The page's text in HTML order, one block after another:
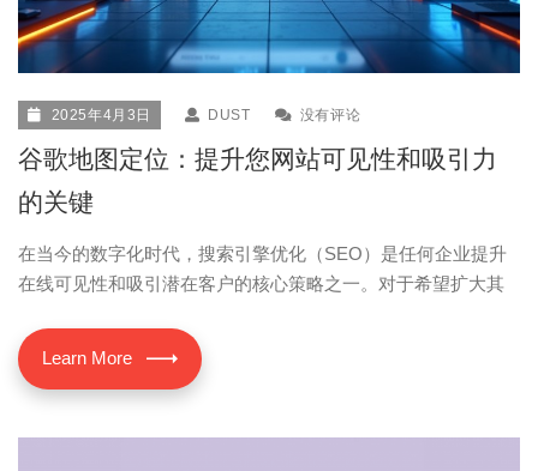
2025年4月3日 DUST 没有评论
谷歌地图定位：提升您网站可见性和吸引力
的关键
在当今的数字化时代，搜索引擎优化（SEO）是任何企业提升
在线可见性和吸引潜在客户的核心策略之一。对于希望扩大其
Learn More